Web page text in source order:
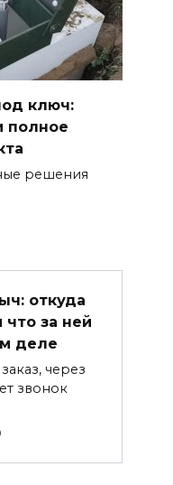
ключ:
полное
решения
откуда
что за ней
деле
через
звонок